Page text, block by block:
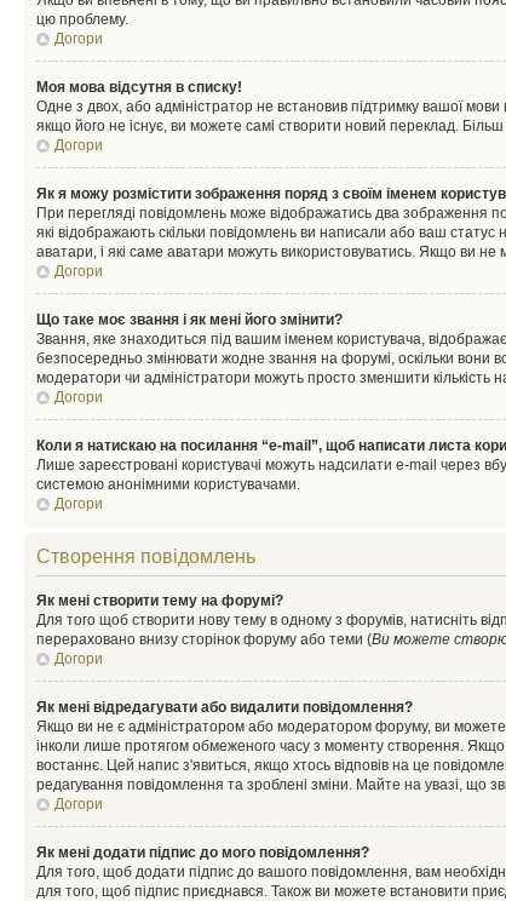
цю проблему.
Догори
Моя мова відсутня в списку!
Одне з двох, або адміністратор не встановив підтримку вашої
якщо його не існує, ви можете самі створити новий переклад.
Догори
Як я можу розмістити зображення поряд з своїм іменем
При перегляді повідомлень може відображатись два зображення
які відображають скільки повідомлень ви написали або ваш
аватари, і які саме аватари можуть використовуватись. Якщо ви
Догори
Що таке моє звання і як мені його змінити?
Звання, яке знаходиться під вашим іменем користувача,
безпосередньо змінювати жодне звання на форумі, оскільки вони
модератори чи адміністратори можуть просто зменшити кількість
Догори
Коли я натискаю на посилання “e-mail”, щоб написати листа
Лише зареєстровані користувачі можуть надсилати e-mail через
системою анонімними користувачами.
Догори
Створення повідомлень
Як мені створити тему на форумі?
Для того щоб створити нову тему в одному з форумів, натисніть
перераховано внизу сторінок форуму або теми (Ви можете
Догори
Як мені відредагувати або видалити повідомлення?
Якщо ви не є адміністратором або модератором форуму, ви
інколи лише протягом обмеженого часу з моменту створення. Якщо
востаннє. Цей напис з'явиться, якщо хтось відповів на це
редагування повідомлення та зроблені зміни. Майте на увазі, що
Догори
Як мені додати підпис до мого повідомлення?
Для того, щоб додати підпис до вашого повідомлення, вам
для того, щоб підпис приєднався. Також ви можете встановити